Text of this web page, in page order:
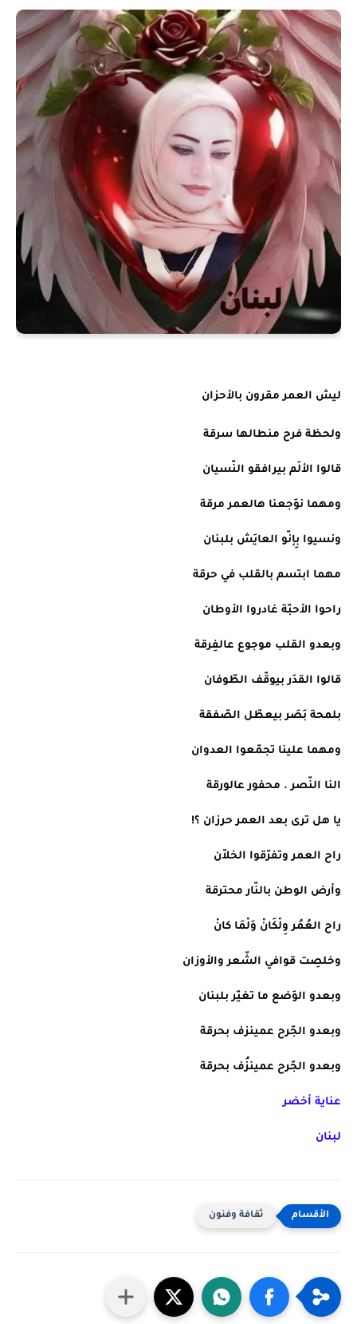
ليش العمر مقرون بالأحزان
ولحظة فرح منطالها سرقة
قالوا الألَم بيرافقو النّسيان
ومهما نوَجعنا هالعمر مرقة
ونسيوا بِإنّو العايَش بلبنان
مهما ابتسم بالقلب في حرقة
راحوا الأحبّة غادروا الأوطان
وبعدو القلب موجوع عالفِرقة
قالوا القدَر بيوقّف الطّوفان
بلمحة بَصَر بيعطّل الصّفقة
ومهما علينا تجمّعوا العدوان
النا النّصر . محفور عالورقة
يا هل ترى بعد العمر حرزان ؟!
راح العمر وتفرّقوا الخلاّن
وأرض الوطن بالنّار محترقة
راح العُمُر وِلْكَانْ وَلْمَا كانْ
وخلصِت قوافي الشّعر والأوزان
وبعدو الوَضع ما تغيّر بلبنان
وبعدو الجّرح عمينزف بحرقة
وبعدو الجّرح عمينزُف بحرقة
عناية أخضر
لبنان
ثقافة وفنون